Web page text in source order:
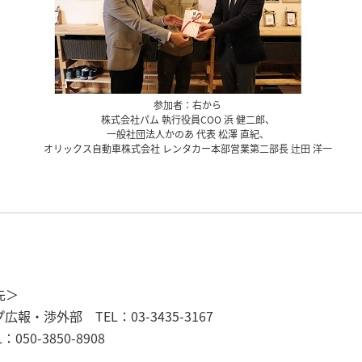
参加者：右から
株式会社パム 執行役員COO 浜 健二郎、
一般社団法人かのあ 代表 松澤 直紀、
オリックス自動車株式会社 レンタカー本部営業第二部長 辻田 洋一
＞
報・渉外部 TEL：03-3435-3167
050-3850-8908